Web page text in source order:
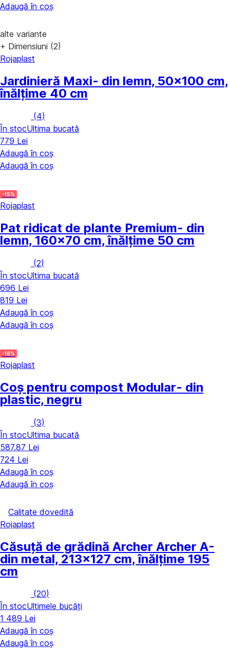
Adaugă în coș
alte variante
+ Dimensiuni (2)
Rojaplast
Jardinieră Maxi- din lemn, 50x100 cm,
înălțime 40 cm
(4)
În stocUltima bucată
779 Lei
Adaugă în coș
Adaugă în coș
-15%
Rojaplast
Pat ridicat de plante Premium- din
lemn, 160x70 cm, înălțime 50 cm
(2)
În stocUltima bucată
696 Lei
819 Lei
Adaugă în coș
Adaugă în coș
-18%
Rojaplast
Coș pentru compost Modular- din
plastic, negru
(3)
În stocUltima bucată
587,87 Lei
724 Lei
Adaugă în coș
Adaugă în coș
Calitate dovedită
Rojaplast
Căsuță de grădină Archer Archer A-
din metal, 213x127 cm, înălțime 195
cm
(20)
În stocUltimele bucăți
1 489 Lei
Adaugă în coș
Adaugă în coș